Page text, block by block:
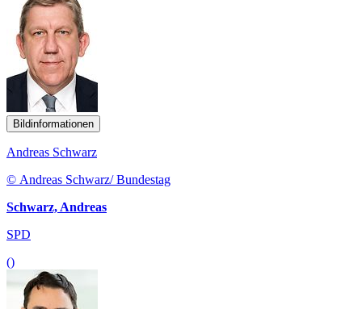
Bildinformationen
Andreas Schwarz
© Andreas Schwarz/ Bundestag
Schwarz, Andreas
SPD
()